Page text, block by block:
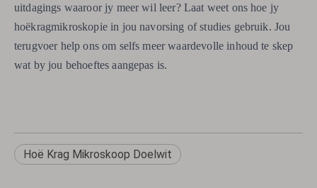
uitdagings waaroor jy meer wil leer? Laat weet ons hoe jy
hoëkragmikroskopie in jou navorsing of studies gebruik. Jou
terugvoer help ons om selfs meer waardevolle inhoud te skep
wat by jou behoeftes aangepas is.
Hoë Krag Mikroskoop Doelwit